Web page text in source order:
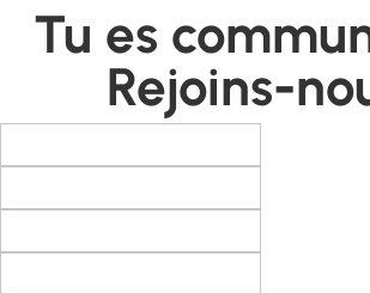
Tu es
Rejoins-